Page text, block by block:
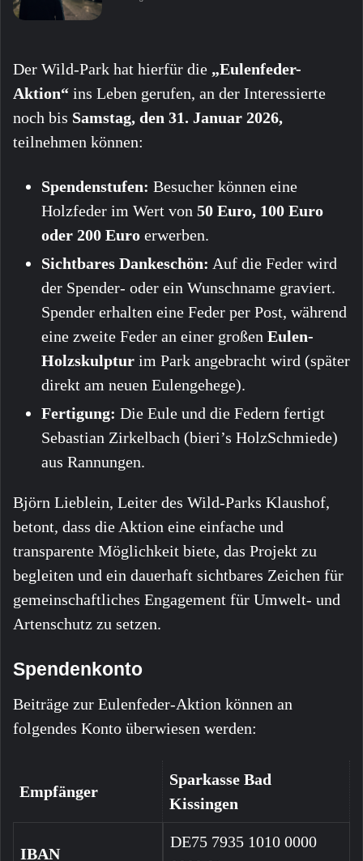
Der Wild-Park hat hierfür die „Eulenfeder-
Aktion“ ins Leben gerufen, an der Interessierte
noch bis Samstag, den 31. Januar 2026,
teilnehmen können:
Spendenstufen: Besucher können eine
Holzfeder im Wert von 50 Euro, 100 Euro
oder 200 Euro erwerben.
Sichtbares Dankeschön: Auf die Feder wird
der Spender- oder ein Wunschname graviert.
Spender erhalten eine Feder per Post, während
eine zweite Feder an einer großen Eulen-
Holzskulptur im Park angebracht wird (später
direkt am neuen Eulengehege).
Fertigung: Die Eule und die Federn fertigt
Sebastian Zirkelbach (bieri’s HolzSchmiede)
aus Rannungen.
Björn Lieblein, Leiter des Wild-Parks Klaushof,
betont, dass die Aktion eine einfache und
transparente Möglichkeit biete, das Projekt zu
begleiten und ein dauerhaft sichtbares Zeichen für
gemeinschaftliches Engagement für Umwelt- und
Artenschutz zu setzen.
Spendenkonto
Beiträge zur Eulenfeder-Aktion können an
folgendes Konto überwiesen werden:
Empfänger
Sparkasse Bad
Kissingen
IBAN
DE75 7935 1010 0000